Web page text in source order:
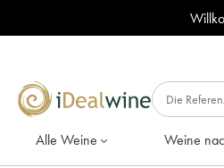
Alle Weine Weine